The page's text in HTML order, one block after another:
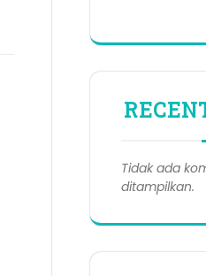
Tidak ada
ditampilkan.